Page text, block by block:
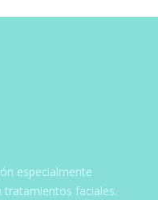
especialmente
tratamientos faciales.